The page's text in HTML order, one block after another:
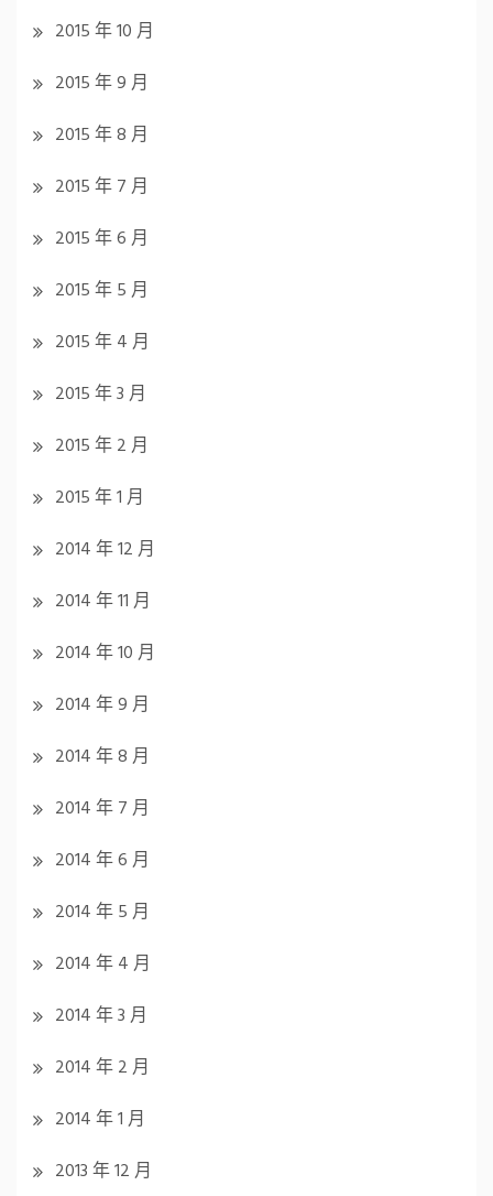
2015 年 10 月
2015 年 9 月
2015 年 8 月
2015 年 7 月
2015 年 6 月
2015 年 5 月
2015 年 4 月
2015 年 3 月
2015 年 2 月
2015 年 1 月
2014 年 12 月
2014 年 11 月
2014 年 10 月
2014 年 9 月
2014 年 8 月
2014 年 7 月
2014 年 6 月
2014 年 5 月
2014 年 4 月
2014 年 3 月
2014 年 2 月
2014 年 1 月
2013 年 12 月